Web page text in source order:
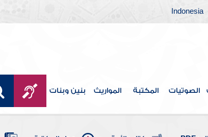
Indonesia
الصوتيات المكتبة المواريث بنين وبنات